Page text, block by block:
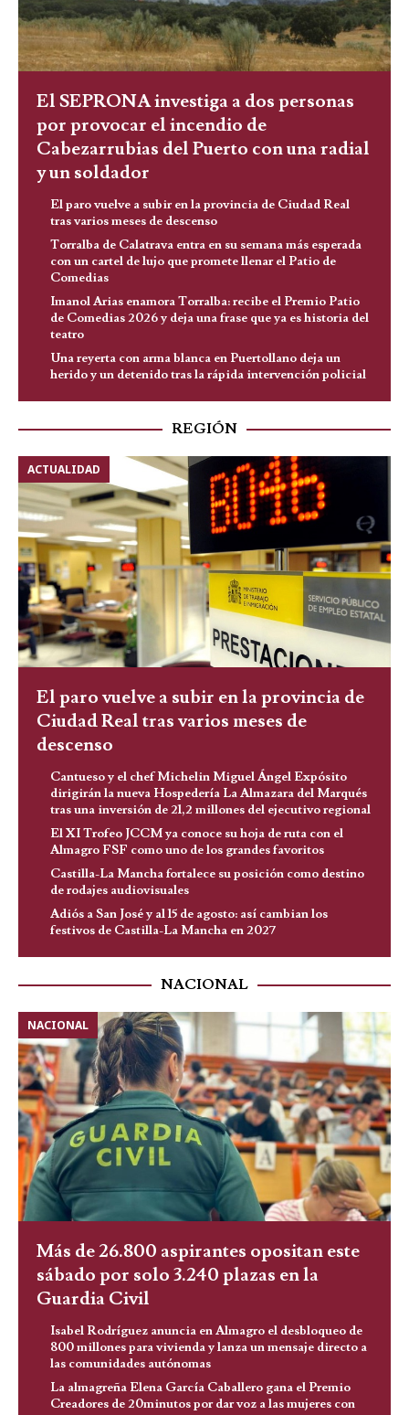
El SEPRONA investiga a dos personas
por provocar el incendio de
Cabezarrubias del Puerto con una radial
y un soldador
El paro vuelve a subir en la provincia de Ciudad Real
tras varios meses de descenso
Torralba de Calatrava entra en su semana más esperada
con un cartel de lujo que promete llenar el Patio de
Comedias
Imanol Arias enamora Torralba: recibe el Premio Patio
de Comedias 2026 y deja una frase que ya es historia del
teatro
Una reyerta con arma blanca en Puertollano deja un
herido y un detenido tras la rápida intervención policial
REGIÓN
ACTUALIDAD
El paro vuelve a subir en la provincia de
Ciudad Real tras varios meses de
descenso
Cantueso y el chef Michelin Miguel Ángel Expósito
dirigirán la nueva Hospedería La Almazara del Marqués
tras una inversión de 21,2 millones del ejecutivo regional
El XI Trofeo JCCM ya conoce su hoja de ruta con el
Almagro FSF como uno de los grandes favoritos
Castilla-La Mancha fortalece su posición como destino
de rodajes audiovisuales
Adiós a San José y al 15 de agosto: así cambian los
festivos de Castilla-La Mancha en 2027
NACIONAL
NACIONAL
Más de 26.800 aspirantes opositan este
sábado por solo 3.240 plazas en la
Guardia Civil
Isabel Rodríguez anuncia en Almagro el desbloqueo de
800 millones para vivienda y lanza un mensaje directo a
las comunidades autónomas
La almagreña Elena García Caballero gana el Premio
Creadores de 20minutos por dar voz a las mujeres con